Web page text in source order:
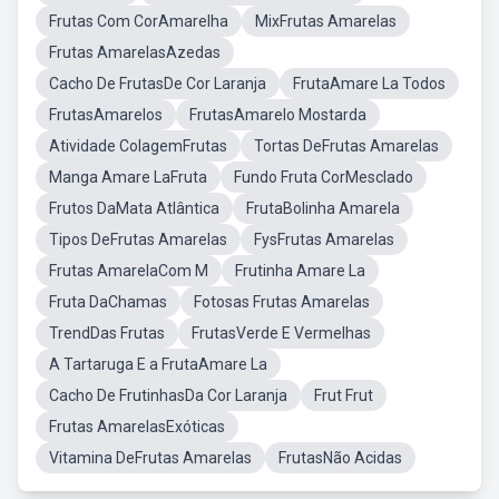
Frutas Com CorAmarelha
MixFrutas Amarelas
Frutas AmarelasAzedas
Cacho De FrutasDe Cor Laranja
FrutaAmare La Todos
FrutasAmarelos
FrutasAmarelo Mostarda
Atividade ColagemFrutas
Tortas DeFrutas Amarelas
Manga Amare LaFruta
Fundo Fruta CorMesclado
Frutos DaMata Atlântica
FrutaBolinha Amarela
Tipos DeFrutas Amarelas
FysFrutas Amarelas
Frutas AmarelaCom M
Frutinha Amare La
Fruta DaChamas
Fotosas Frutas Amarelas
TrendDas Frutas
FrutasVerde E Vermelhas
A Tartaruga E a FrutaAmare La
Cacho De FrutinhasDa Cor Laranja
Frut Frut
Frutas AmarelasExóticas
Vitamina DeFrutas Amarelas
FrutasNão Acidas